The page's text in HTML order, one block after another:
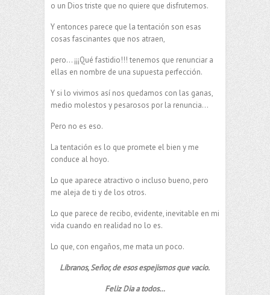
o un Dios triste que no quiere que disfrutemos.
Y entonces parece que la tentación son esas
cosas fascinantes que nos atraen,
pero… ¡¡¡Qué fastidio!!! tenemos que renunciar a
ellas en nombre de una supuesta perfección.
Y si lo vivimos así nos quedamos con las ganas,
medio molestos y pesarosos por la renuncia…
Pero no es eso.
La tentación es lo que promete el bien y me
conduce al hoyo.
Lo que aparece atractivo o incluso bueno, pero
me aleja de ti y de los otros.
Lo que parece de recibo, evidente, inevitable en mi
vida cuando en realidad no lo es.
Lo que, con engaños, me mata un poco.
Líbranos, Señor, de esos espejismos que vacio.
Feliz Dia a todos…